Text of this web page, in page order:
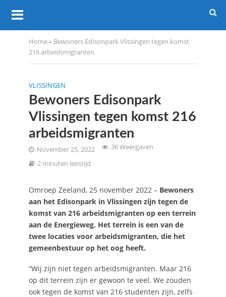
Home» Bewoners Edisonpark Vlissingen tegen komst
216 arbeidsmigranten
VLISSINGEN
Bewoners Edisonpark
Vlissingen tegen komst 216
arbeidsmigranten
November 25, 2022
36 Weergaven
2 minuten leestijd
Omroep Zeeland, 25 november 2022 – Bewoners
aan het Edisonpark in Vlissingen zijn tegen de
komst van 216 arbeidsmigranten op een terrein
aan de Energieweg. Het terrein is een van de
twee locaties voor arbeidsmigranten, die het
gemeenbestuur op het oog heeft.
“Wij zijn niet tegen arbeidsmigranten. Maar 216
op dit terrein zijn er gewoon te veel. We zouden
ook tegen de komst van 216 studenten zijn, zelfs